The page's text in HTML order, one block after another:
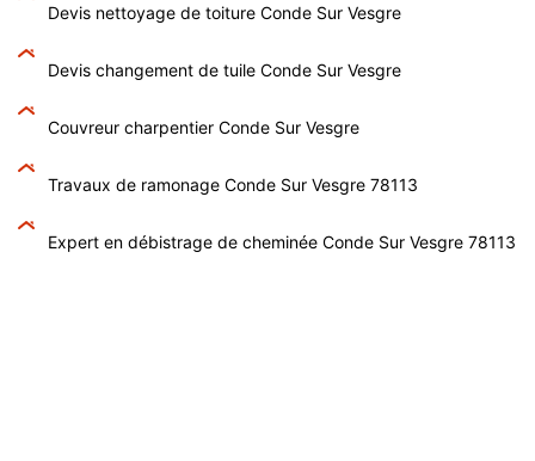
Devis nettoyage de toiture Conde Sur Vesgre
Devis changement de tuile Conde Sur Vesgre
Couvreur charpentier Conde Sur Vesgre
Travaux de ramonage Conde Sur Vesgre 78113
Expert en débistrage de cheminée Conde Sur Vesgre 78113